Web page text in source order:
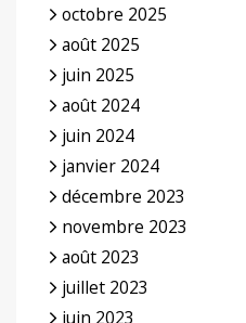
octobre 2025
août 2025
juin 2025
août 2024
juin 2024
janvier 2024
décembre 2023
novembre 2023
août 2023
juillet 2023
juin 2023